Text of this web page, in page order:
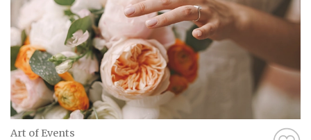
Art of Events